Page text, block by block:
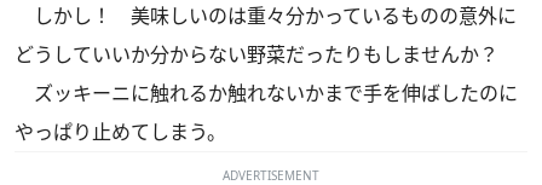
しかし！ 美味しいのは重々分かっているものの意外に
どうしていいか分からない野菜だったりもしませんか？
ズッキーニに触れるか触れないかまで手を伸ばしたのに
やっぱり止めてしまう。
ADVERTISEMENT